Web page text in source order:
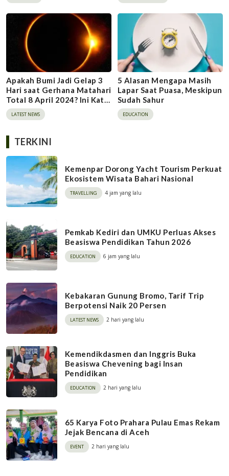
Apakah Bumi Jadi Gelap 3
Hari saat Gerhana Matahari
Total 8 April 2024? Ini Kata
BMKG
LATEST NEWS
5 Alasan Mengapa Masih
Lapar Saat Puasa, Meskipun
Sudah Sahur
EDUCATION
TERKINI
Kemenpar Dorong Yacht Tourism Perkuat
Ekosistem Wisata Bahari Nasional
TRAVELLING 4 jam yang lalu
Pemkab Kediri dan UMKU Perluas Akses
Beasiswa Pendidikan Tahun 2026
EDUCATION 6 jam yang lalu
Kebakaran Gunung Bromo, Tarif Trip
Berpotensi Naik 20 Persen
LATEST NEWS 2 hari yang lalu
Kemendikdasmen dan Inggris Buka
Beasiswa Chevening bagi Insan
Pendidikan
EDUCATION 2 hari yang lalu
65 Karya Foto Prahara Pulau Emas Rekam
Jejak Bencana di Aceh
EVENT 2 hari yang lalu